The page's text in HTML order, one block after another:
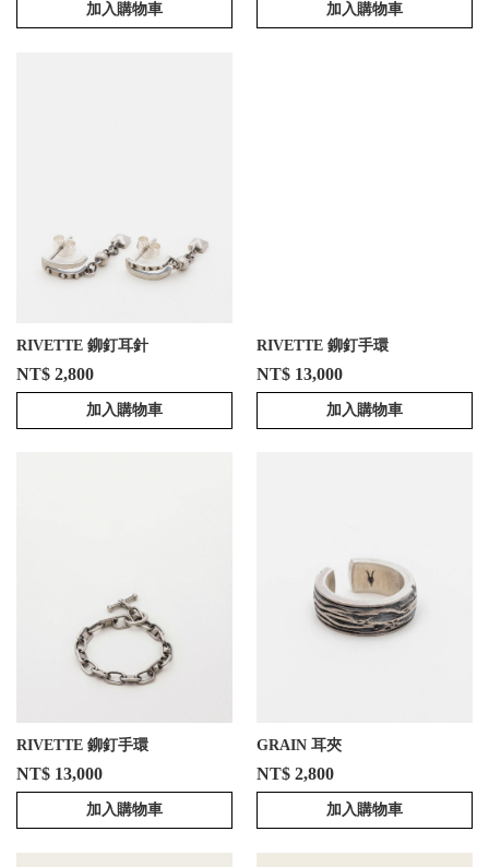
加入購物車 加入購物車
RIVETTE 鉚釘耳針
NT$ 2,800
加入購物車
RIVETTE 鉚釘手環
NT$ 13,000
加入購物車
RIVETTE 鉚釘手環
NT$ 13,000
加入購物車
GRAIN 耳夾
NT$ 2,800
加入購物車